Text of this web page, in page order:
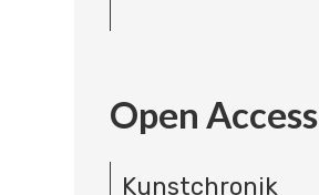
Open Access
Kunstchronik